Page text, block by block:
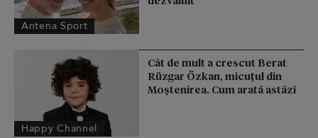
Antena Sport
Happy Channel
Cât de mult a crescut Berat
Rüzgar Özkan, micuțul din
Moștenirea. Cum arată astăzi